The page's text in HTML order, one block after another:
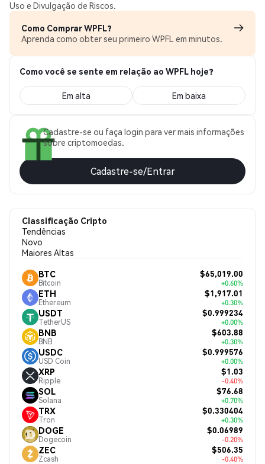
Uso e Divulgação de Riscos.
Como Comprar WPFL?
Aprenda como obter seu primeiro WPFL em minutos.
Como você se sente em relação ao WPFL hoje?
Em alta Em baixa
Cadastre-se ou faça login para ver mais informações
sobre criptomoedas.
Cadastre-se/Entrar
Classificação Cripto
Tendências
Novo
Maiores Altas
BTC
Bitcoin
$65,019.00
+0.60%
ETH
Ethereum
$1,917.01
+0.30%
USDT
TetherUS
$0.999234
+0.00%
BNB
BNB
$603.88
+0.30%
USDC
USD Coin
$0.999576
+0.00%
XRP
Ripple
$1.03
-0.40%
SOL
Solana
$76.68
+0.70%
TRX
Tron
$0.330404
+0.30%
DOGE
Dogecoin
$0.06989
-0.20%
ZEC
Zcash
$506.35
-0.40%